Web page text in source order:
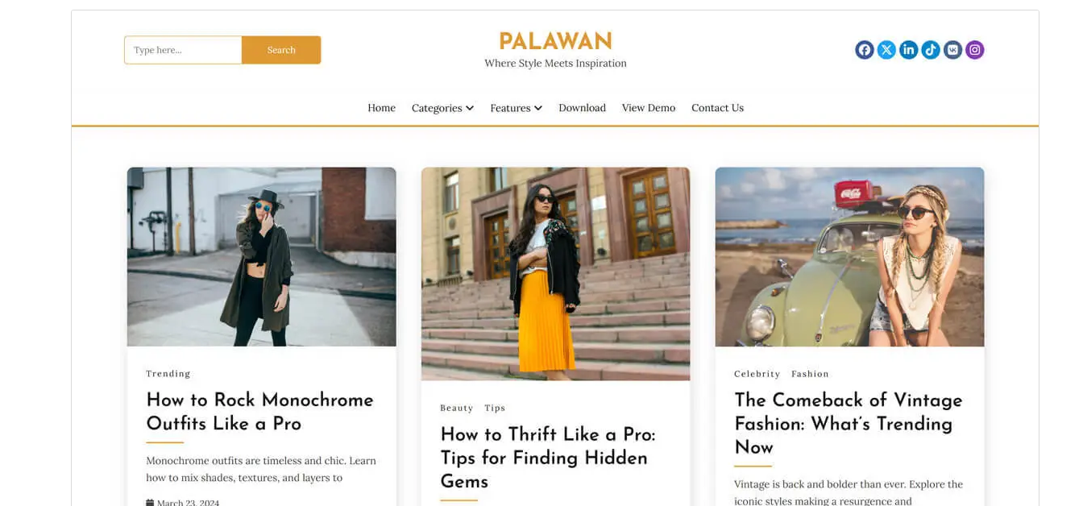
1.0.1
Verze PHP
Domovská stránka šablony